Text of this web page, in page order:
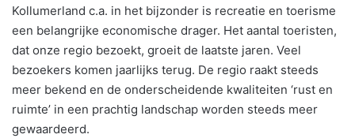
Kollumerland c.a. in het bijzonder is recreatie en toerisme
een belangrijke economische drager. Het aantal toeristen,
dat onze regio bezoekt, groeit de laatste jaren. Veel
bezoekers komen jaarlijks terug. De regio raakt steeds
meer bekend en de onderscheidende kwaliteiten ‘rust en
ruimte’ in een prachtig landschap worden steeds meer
gewaardeerd.